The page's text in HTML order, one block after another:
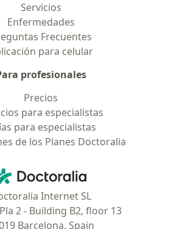
Servicios
Enfermedades
Frecuentes
para celular
profesionales
Precios
para especialistas
para especialistas
de los Planes Doctoralia
Doctoralia - Página de inicio
Internet SL
2 - Building B2, floor 13
Barcelona, Spain